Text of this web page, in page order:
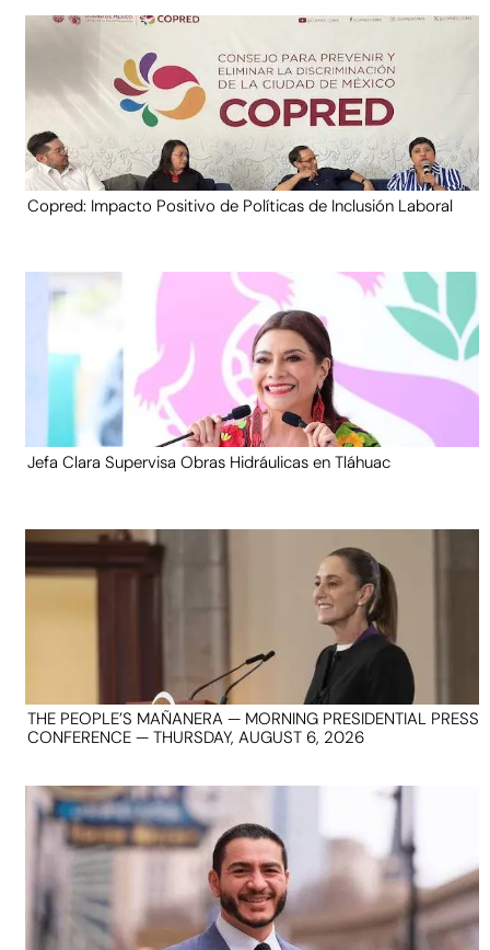
Copred: Impacto Positivo de Políticas de Inclusión Laboral
Jefa Clara Supervisa Obras Hidráulicas en Tláhuac
THE PEOPLE’S MAÑANERA — MORNING PRESIDENTIAL PRESS
CONFERENCE — THURSDAY, AUGUST 6, 2026